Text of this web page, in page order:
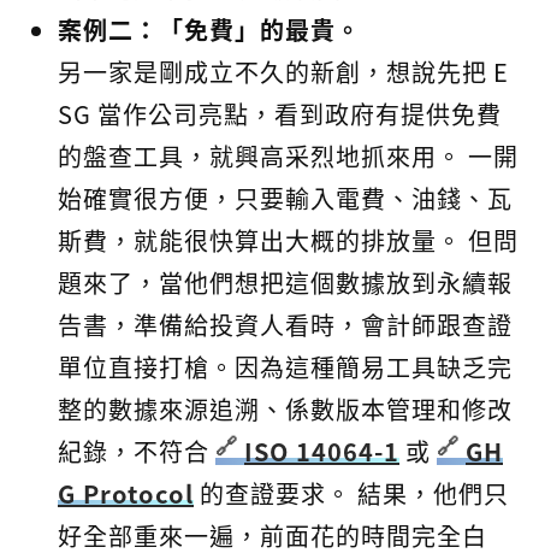
案例二：「免費」的最貴。
另一家是剛成立不久的新創，想說先把 E
SG 當作公司亮點，看到政府有提供免費
的盤查工具，就興高采烈地抓來用。 一開
始確實很方便，只要輸入電費、油錢、瓦
斯費，就能很快算出大概的排放量。 但問
題來了，當他們想把這個數據放到永續報
告書，準備給投資人看時，會計師跟查證
單位直接打槍。因為這種簡易工具缺乏完
整的數據來源追溯、係數版本管理和修改
紀錄，不符合
ISO 14064-1 或
GH
G Protocol 的查證要求。 結果，他們只
好全部重來一遍，前面花的時間完全白